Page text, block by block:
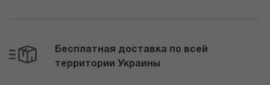
Бесплатная доставка по всей
территории Украины